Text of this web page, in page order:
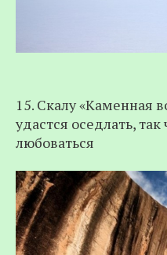
15. Скалу «Каменная
удастся оседлать,
любоваться